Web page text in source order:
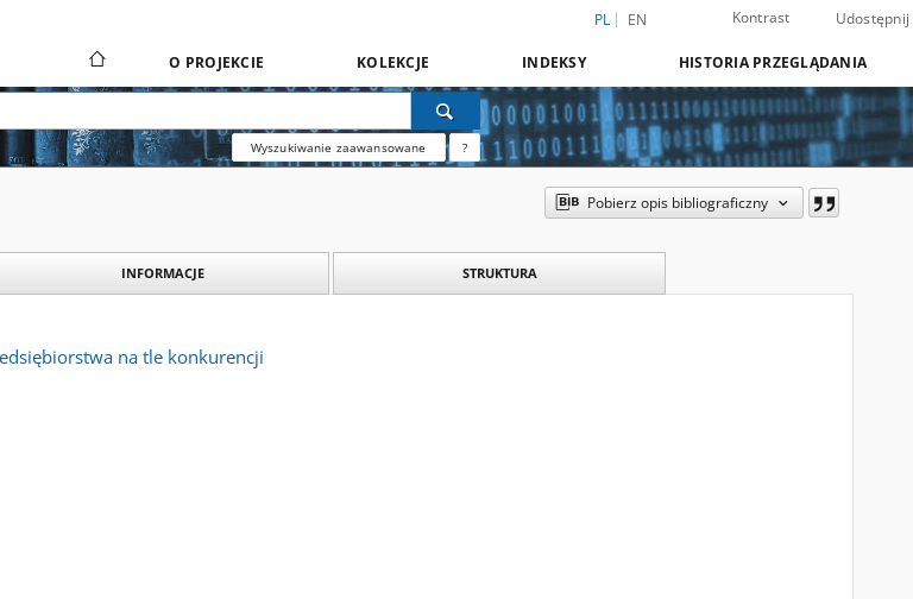
PL EN Kontrast Udostępnij
O PROJEKCIE KOLEKCJE INDEKSY HISTORIA PRZEGLĄDANIA
Wyszukiwanie zaawansowane ?
Pobierz opis bibliograficzny
INFORMACJE STRUKTURA
na tle konkurencji